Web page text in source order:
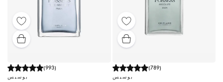
(993)
بوسيس
(789)
بوسيس